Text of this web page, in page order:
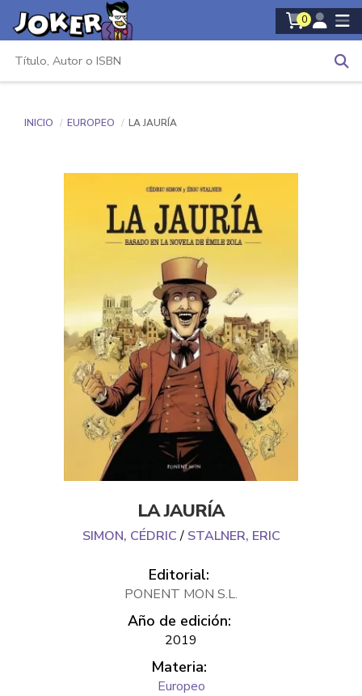
0
INICIO EUROPEO LA JAURÍA
LA JAURÍA
SIMON, CÉDRIC/ STALNER, ERIC
Editorial:
PONENT MON S.L.
Año de edición:
2019
Materia:
Europeo